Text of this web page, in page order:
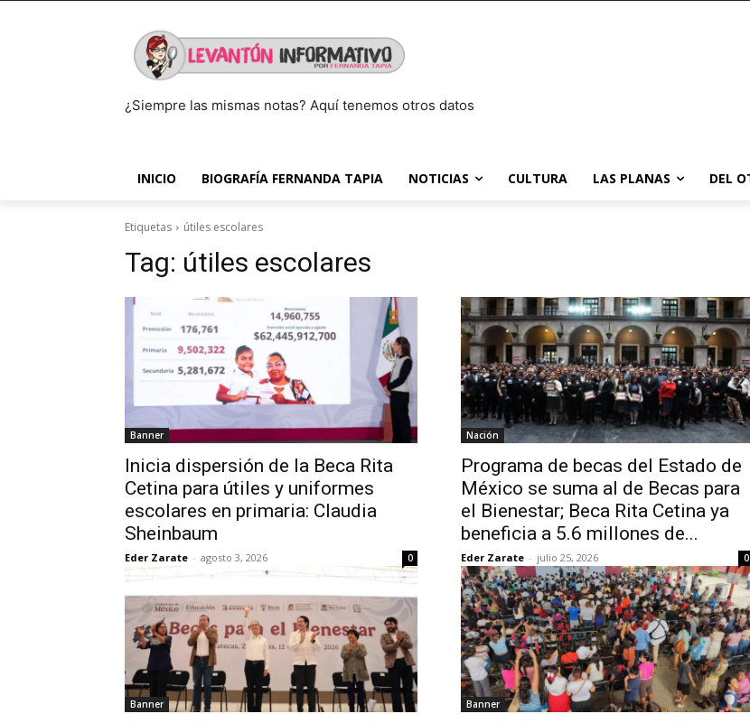
¿Siempre las mismas notas? Aquí tenemos otros datos
INICIO BIOGRAFÍA FERNANDA TAPIA NOTICIAS CULTURA LAS PLANAS DEL
Etiquetas útiles escolares
Tag: útiles escolares
Banner
Inicia dispersión de la Beca Rita
Cetina para útiles y uniformes
escolares en primaria: Claudia
Sheinbaum
Eder Zarate - agosto 3, 2026 0
Nación
Programa de becas del Estado de
México se suma al de Becas para
el Bienestar; Beca Rita Cetina ya
beneficia a 5.6 millones de...
Eder Zarate - julio 25, 2026 0
Banner Banner